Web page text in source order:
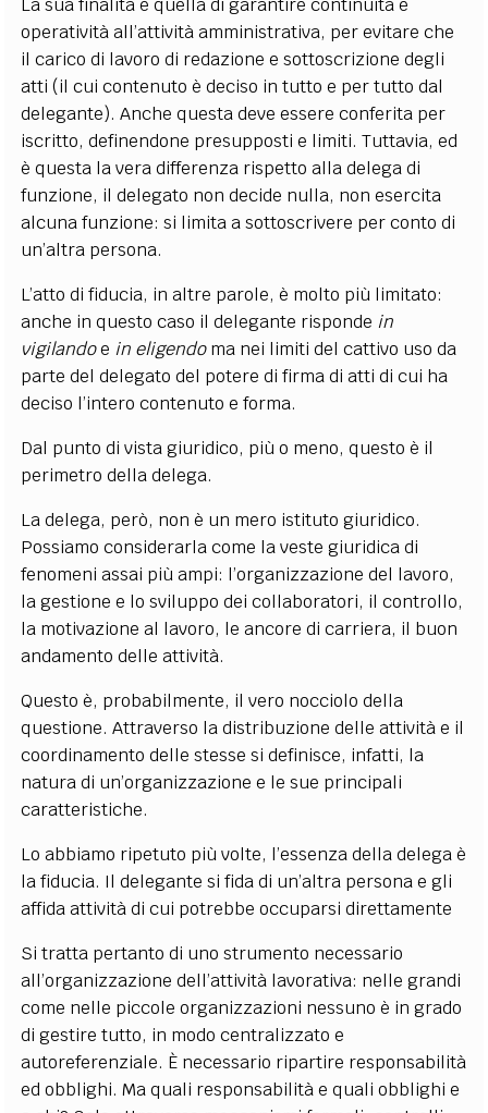
La sua finalità è quella di garantire continuità e
operatività all’attività amministrativa, per evitare che
il carico di lavoro di redazione e sottoscrizione degli
atti (il cui contenuto è deciso in tutto e per tutto dal
delegante). Anche questa deve essere conferita per
iscritto, definendone presupposti e limiti. Tuttavia, ed
è questa la vera differenza rispetto alla delega di
funzione, il delegato non decide nulla, non esercita
alcuna funzione: si limita a sottoscrivere per conto di
un’altra persona.
L’atto di fiducia, in altre parole, è molto più limitato:
anche in questo caso il delegante risponde in
vigilandoe in eligendoma nei limiti del cattivo uso da
parte del delegato del potere di firma di atti di cui ha
deciso l’intero contenuto e forma.
Dal punto di vista giuridico, più o meno, questo è il
perimetro della delega.
La delega, però, non è un mero istituto giuridico.
Possiamo considerarla come la veste giuridica di
fenomeni assai più ampi: l’organizzazione del lavoro,
la gestione e lo sviluppo dei collaboratori, il controllo,
la motivazione al lavoro, le ancore di carriera, il buon
andamento delle attività.
Questo è, probabilmente, il vero nocciolo della
questione. Attraverso la distribuzione delle attività e il
coordinamento delle stesse si definisce, infatti, la
natura di un’organizzazione e le sue principali
caratteristiche.
Lo abbiamo ripetuto più volte, l’essenza della delega è
la fiducia. Il delegante si fida di un’altra persona e gli
affida attività di cui potrebbe occuparsi direttamente
Si tratta pertanto di uno strumento necessario
all’organizzazione dell’attività lavorativa: nelle grandi
come nelle piccole organizzazioni nessuno è in grado
di gestire tutto, in modo centralizzato e
autoreferenziale. È necessario ripartire responsabilità
ed obblighi. Ma quali responsabilità e quali obblighi e